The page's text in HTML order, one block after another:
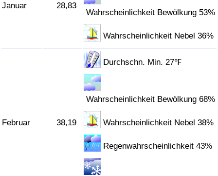
Januar 28,83
Wahrscheinlichkeit Bewölkung 53%
Wahrscheinlichkeit Nebel 36%
Februar 38,19
Durchschn. Min. 27℉
Wahrscheinlichkeit Bewölkung 68%
Wahrscheinlichkeit Nebel 38%
Regenwahrscheinlichkeit 43%
Umweltverschmutzungs-Index (aktuell)
Verschmutzungsindex
Umweltverschmutzungs-Index nach Land
Verkehrs-Index (aktuell)
Verkehrs-Index nach Land